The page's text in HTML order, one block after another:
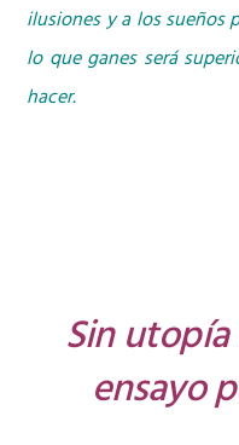
ilusiones y a los sueños
lo que ganes será
hacer.
Sin
ensayo